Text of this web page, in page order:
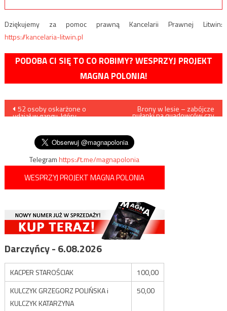
Dziękujemy za pomoc prawną Kancelarii Prawnej Litwin:
https://kancelaria-litwin.pl
PODOBA CI SIĘ TO CO ROBIMY? WESPRZYJ PROJEKT
MAGNA POLONIA!
Nawigacja
wpisu
52 osoby oskarżone o
udział w gangu, który
Brony w lesie – zabójcze
pułapki na quadowców czy
Telegramhttps://t.me/magnapolonia
WESPRZYJ PROJEKT MAGNA POLONIA
Darczyńcy - 6.08.2026
KACPER STAROŚCIAK
100,00
KULCZYK GRZEGORZ POLIŃSKA i
KULCZYK KATARZYNA
50,00